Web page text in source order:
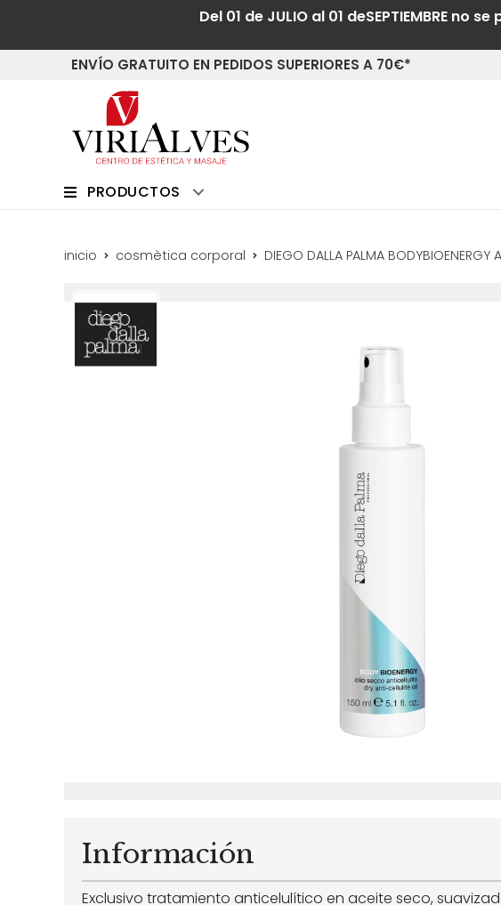
Del 01 de JULIO al 01 deSEPTIEMBRE
ENVÍO GRATUITO EN PEDIDOS SUPERIORES A 70€*
PRODUCTOS
inicio cosmètica corporal DIEGO DALLA PALMA
Información
Exclusivo tratamiento anticelulítico en aceite seco,